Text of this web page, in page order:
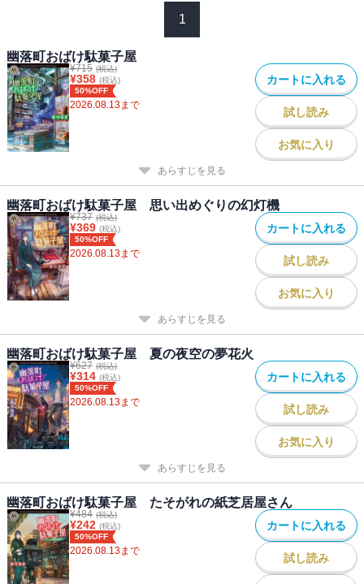
1
幽落町おばけ駄菓子屋
¥715 (税込)
¥358 (税込)
50%OFF
2026.08.13まで
カートに入れる
試し読み
お気に入り
あらすじを見る
幽落町おばけ駄菓子屋 思い出めぐりの幻灯機
¥737 (税込)
¥369 (税込)
50%OFF
2026.08.13まで
カートに入れる
試し読み
お気に入り
あらすじを見る
幽落町おばけ駄菓子屋 夏の夜空の夢花火
¥627 (税込)
¥314 (税込)
50%OFF
2026.08.13まで
カートに入れる
試し読み
お気に入り
あらすじを見る
幽落町おばけ駄菓子屋 たそがれの紙芝居屋さん
¥484 (税込)
¥242 (税込)
50%OFF
2026.08.13まで
カートに入れる
試し読み